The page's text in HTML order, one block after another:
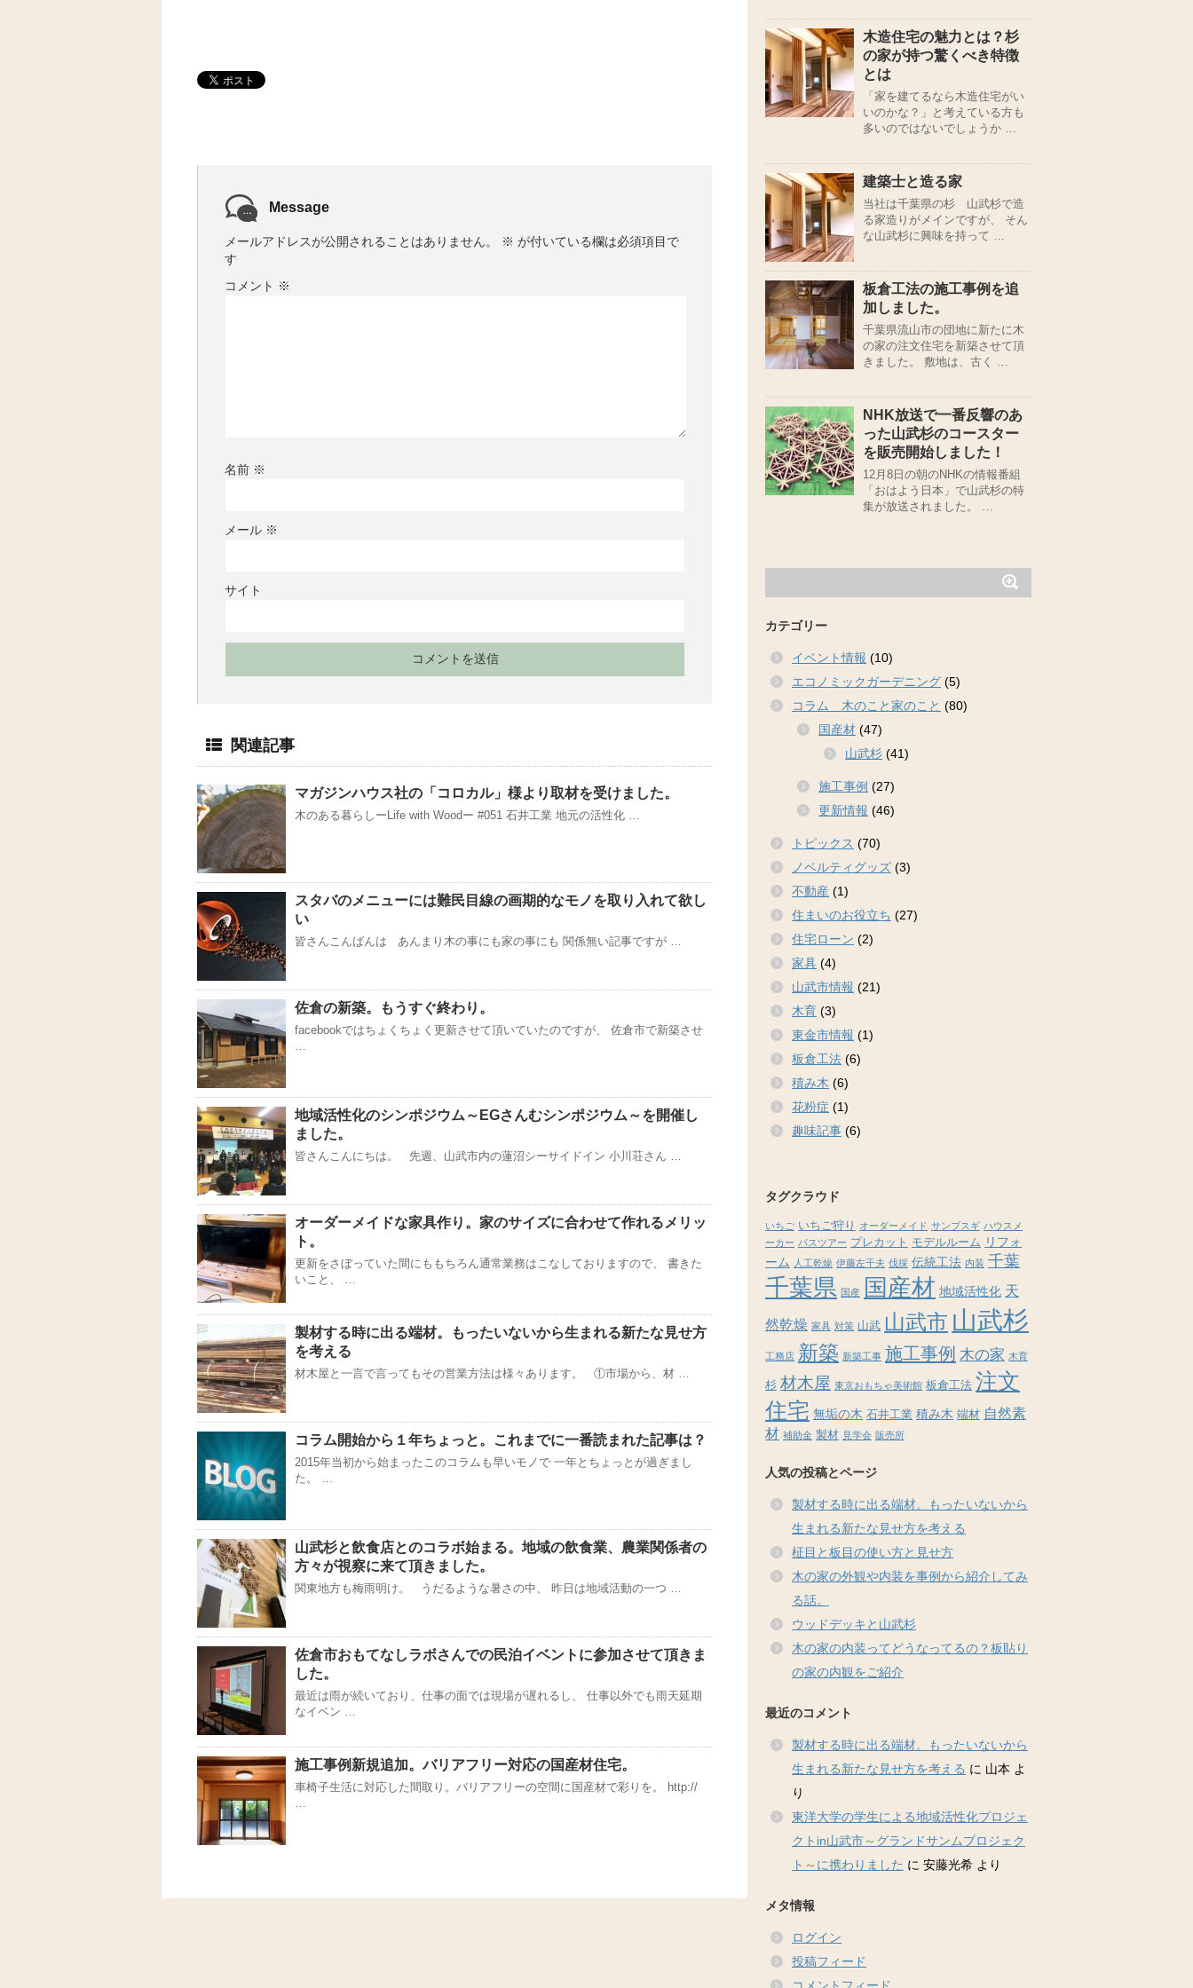
Message
メールアドレスが公開されることはありません。 ※ が付いている欄は必須項目で
す
コメント ※
名前 ※
メール ※
サイト
関連記事
マガジンハウス社の「コロカル」様より取材を受けました。
木のある暮らしーLife with Woodー #051 石井工業 地元の活性化 …
スタバのメニューには難民目線の画期的なモノを取り入れて欲し
い
皆さんこんばんは あんまり木の事にも家の事にも 関係無い記事ですが …
佐倉の新築。もうすぐ終わり。
facebookではちょくちょく更新させて頂いていたのですが、 佐倉市で新築させ
…
地域活性化のシンポジウム～EGさんむシンポジウム～を開催し
ました。
皆さんこんにちは。 先週、山武市内の蓮沼シーサイドイン 小川荘さん …
オーダーメイドな家具作り。家のサイズに合わせて作れるメリッ
ト。
更新をさぼっていた間にももちろん通常業務はこなしておりますので、 書きた
いこと、 …
製材する時に出る端材。もったいないから生まれる新たな見せ方
を考える
材木屋と一言で言ってもその営業方法は様々あります。 ①市場から、材 …
コラム開始から１年ちょっと。これまでに一番読まれた記事は？
2015年当初から始まったこのコラムも早いモノで 一年とちょっとが過ぎまし
た。 …
山武杉と飲食店とのコラボ始まる。地域の飲食業、農業関係者の
方々が視察に来て頂きました。
関東地方も梅雨明け。 うだるような暑さの中、 昨日は地域活動の一つ …
佐倉市おもてなしラボさんでの民泊イベントに参加させて頂きま
した。
最近は雨が続いており、仕事の面では現場が遅れるし、 仕事以外でも雨天延期
なイベン …
施工事例新規追加。バリアフリー対応の国産材住宅。
車椅子生活に対応した間取り。バリアフリーの空間に国産材で彩りを。 http://
…
木造住宅の魅力とは？杉
の家が持つ驚くべき特徴
とは
「家を建てるなら木造住宅がい
いのかな？」と考えている方も
多いのではないでしょうか …
建築士と造る家
当社は千葉県の杉 山武杉で造
る家造りがメインですが、 そん
な山武杉に興味を持って …
板倉工法の施工事例を追
加しました。
千葉県流山市の団地に新たに木
の家の注文住宅を新築させて頂
きました。 敷地は、古く …
NHK放送で一番反響のあ
った山武杉のコースター
を販売開始しました！
12月8日の朝のNHKの情報番組
「おはよう日本」で山武杉の特
集が放送されました。 …
カテゴリー
イベント情報 (10)
エコノミックガーデニング (5)
コラム 木のこと家のこと (80)
国産材 (47)
山武杉 (41)
施工事例 (27)
更新情報 (46)
トピックス (70)
ノベルティグッズ (3)
不動産 (1)
住まいのお役立ち (27)
住宅ローン (2)
家具 (4)
山武市情報 (21)
木育 (3)
東金市情報 (1)
板倉工法 (6)
積み木 (6)
花粉症 (1)
趣味記事 (6)
タグクラウド
いちご いちご狩り オーダーメイド サンブスギ ハウスメ
ーカー バスツアー プレカット モデルルーム リフォ
ーム
人工乾燥 伊藤左千夫 伐採 伝統工法 内装 千葉
千葉県 国産 国産材 地域活性化 天
然乾燥 家具 対策 山武 山武市 山武杉
工務店 新築 新築工事 施工事例 木の家 木育
杉 材木屋 東京おもちゃ美術館 板倉工法 注文
住宅 無垢の木 石井工業 積み木 端材 自然素
材 補助金 製材 見学会 販売所
人気の投稿とページ
製材する時に出る端材。もったいないから
生まれる新たな見せ方を考える
柾目と板目の使い方と見せ方
木の家の外観や内装を事例から紹介してみ
る話。
ウッドデッキと山武杉
木の家の内装ってどうなってるの？板貼り
の家の内観をご紹介
最近のコメント
製材する時に出る端材。もったいないから
生まれる新たな見せ方を考える に 山本 よ
り
東洋大学の学生による地域活性化プロジェ
クトin山武市～グランドサンムプロジェク
ト～に携わりました に 安藤光希 より
メタ情報
ログイン
投稿フィード